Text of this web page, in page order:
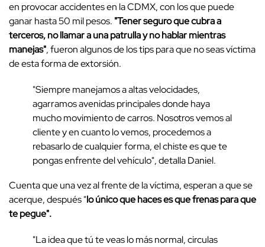
en provocar accidentes en la CDMX, con los que puede
ganar hasta 50 mil pesos. "Tener seguro que cubra a
terceros, no llamar a una patrulla y no hablar mientras
manejas", fueron algunos de los tips para que no seas víctima
de esta forma de extorsión.
"Siempre manejamos a altas velocidades,
agarramos avenidas principales donde haya
mucho movimiento de carros. Nosotros vemos al
cliente y en cuanto lo vemos, procedemos a
rebasarlo de cualquier forma, el chiste es que te
pongas enfrente del vehículo", detalla Daniel.
Cuenta que una vez al frente de la víctima, esperan a que se
acerque, después "lo único que haces es que frenas para que
te pegue".
"La idea que tú te veas lo más normal, circulas